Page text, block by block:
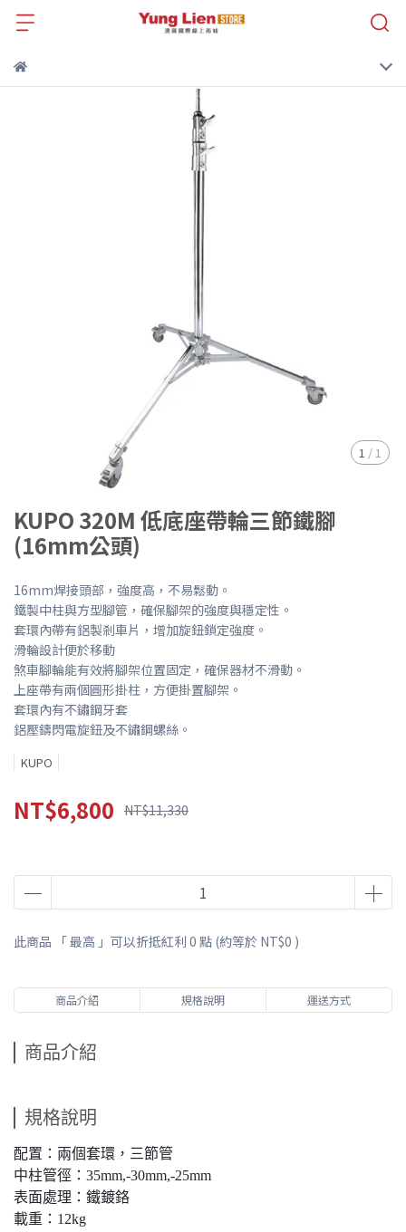
1 / 1
KUPO 320M 低底座帶輪三節鐵腳
(16mm公頭)
16mm焊接頭部，強度高，不易鬆動。
鐵製中柱與方型腳管，確保腳架的強度與穩定性。
套環內帶有鋁製剎車片，增加旋鈕鎖定強度。
滑輪設計便於移動
煞車腳輪能有效將腳架位置固定，確保器材不滑動。
上座帶有兩個圓形掛柱，方便掛置腳架。
套環內有不鏽鋼牙套
鋁壓鑄閃電旋鈕及不鏽鋼螺絲。
KUPO
NT$6,800 NT$11,330
此商品 「 最高 」可以折抵紅利 0 點 (約等於 NT$0 )
商品介紹 規格說明 運送方式
商品介紹
規格說明
配置：兩個套環，三節管
中柱管徑：35mm,-30mm,-25mm
表面處理：鐵鍍鉻
載重：12kg